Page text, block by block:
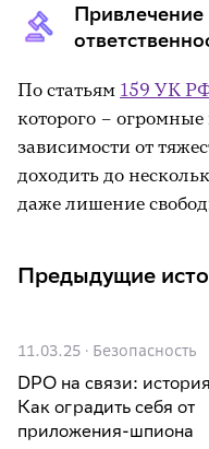
Привлечение
По статьям 159 УК
которого –
зависимости от
доходить до
даже лишение
Предыдущие
11.03.25 · Безопасность
DPO на связи:
Как оградить себя от
приложения-шпиона